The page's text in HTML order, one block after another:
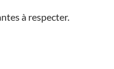
à respecter.